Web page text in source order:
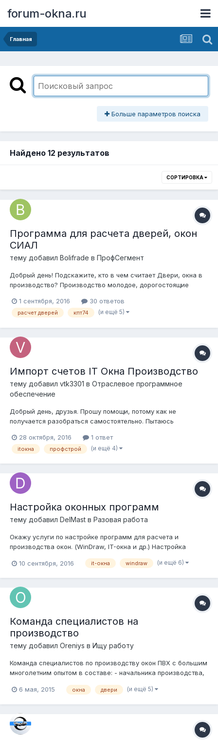
forum-okna.ru
Главная
Больше параметров поиска
Найдено 12 результатов
СОРТИРОВКА
Программа для расчета дверей, окон
СИАЛ
тему добавил Bolifrade в ПрофСегмент
Добрый день! Подскажите, кто в чем считает Двери, окна в
производство? Производство молодое, дорогостоящие
шаблонов в экселе. Но может у кого есть тоже что-то
подобное или лучше. Работаю с профилем СИАЛ, холодные
1 сентября, 2016 30 ответов
расчет дверей кпт74 (и ещё 5)
Импорт счетов IT Окна Производство
тему добавил vtk3301 в Отраслевое программное
обеспечение
Добрый день, друзья. Прошу помощи, потому как не
получается разобраться самостоятельно. Пытаюсь
программу IT Окна Производство 3.1.2.5. При попытке
подключиться к базе Профстроя, IT Окна выдают сообщение
28 октября, 2016 1 ответ
itокна профстрой (и ещё 4)
Настройка оконных программ
тему добавил DelMast в Разовая работа
Окажу услуги по настройке программ для расчета и
производства окон. (WinDraw, IT-окна и др.) Настройка
производства, планирование производства, любая
производствах. Полное и глубокое понимание технол...
10 сентября, 2016 it-окна windraw (и ещё 6)
Команда специалистов на
производство
тему добавил Oreniys в Ищу работу
Команда специалистов по производству окон ПВХ с большим
многолетним опытом в составе: - начальника производства,
механика по настройке оборудования, - менеджер по
порезки до штапиковки...
6 мая, 2015 окна двери (и ещё 5)